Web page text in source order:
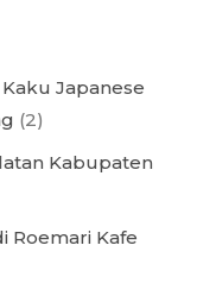
Japanese
(2)
Kabupaten
Roemari Kafe